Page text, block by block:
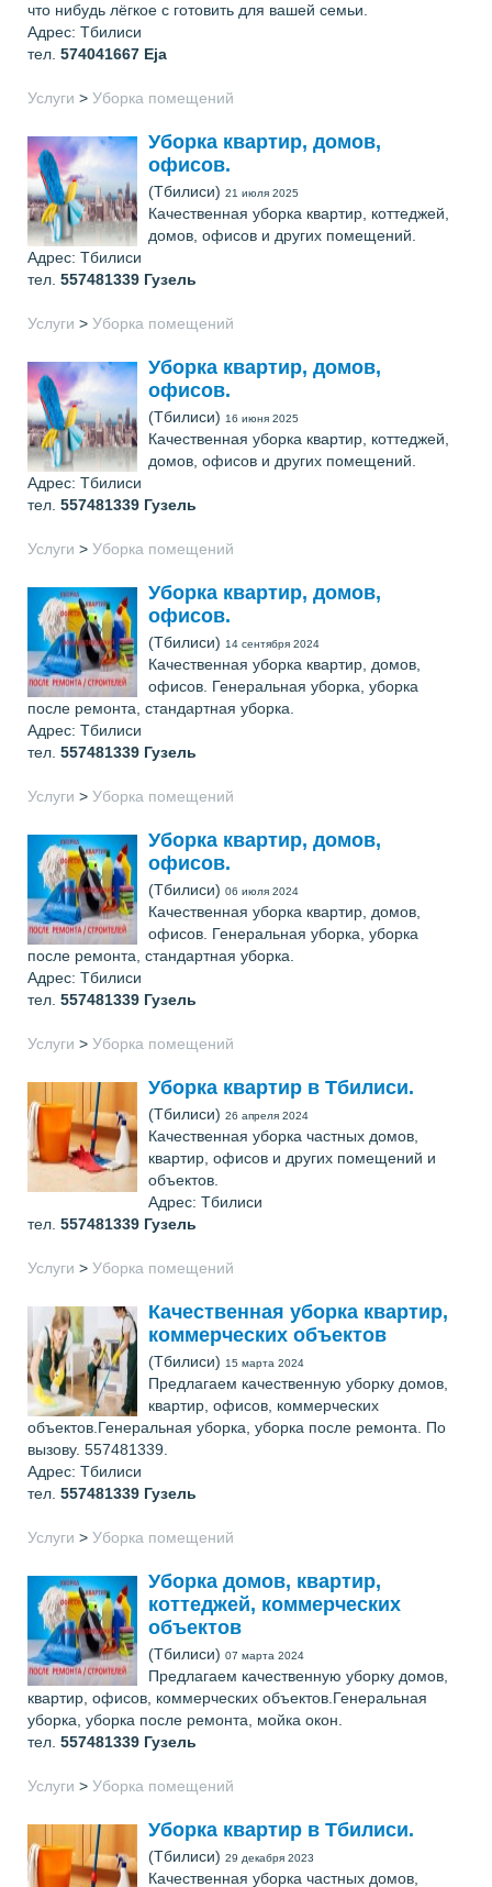
что нибудь лёгкое с готовить для вашей семьи.
Адрес: Тбилиси
тел. 574041667 Eja
Услуги > Уборка помещений
Уборка квартир, домов,
офисов.
(Тбилиси) 21 июля 2025
Качественная уборка квартир, коттеджей,
домов, офисов и других помещений.
Адрес: Тбилиси
тел. 557481339 Гузель
Услуги > Уборка помещений
Уборка квартир, домов,
офисов.
(Тбилиси) 16 июня 2025
Качественная уборка квартир, коттеджей,
домов, офисов и других помещений.
Адрес: Тбилиси
тел. 557481339 Гузель
Услуги > Уборка помещений
Уборка квартир, домов,
офисов.
(Тбилиси) 14 сентября 2024
Качественная уборка квартир, домов,
офисов. Генеральная уборка, уборка
после ремонта, стандартная уборка.
Адрес: Тбилиси
тел. 557481339 Гузель
Услуги > Уборка помещений
Уборка квартир, домов,
офисов.
(Тбилиси) 06 июля 2024
Качественная уборка квартир, домов,
офисов. Генеральная уборка, уборка
после ремонта, стандартная уборка.
Адрес: Тбилиси
тел. 557481339 Гузель
Услуги > Уборка помещений
Уборка квартир в Тбилиси.
(Тбилиси) 26 апреля 2024
Качественная уборка частных домов,
квартир, офисов и других помещений и
объектов.
Адрес: Тбилиси
тел. 557481339 Гузель
Услуги > Уборка помещений
Качественная уборка квартир,
коммерческих объектов
(Тбилиси) 15 марта 2024
Предлагаем качественную уборку домов,
квартир, офисов, коммерческих
объектов.Генеральная уборка, уборка после ремонта. По
вызову. 557481339.
Адрес: Тбилиси
тел. 557481339 Гузель
Услуги > Уборка помещений
Уборка домов, квартир,
коттеджей, коммерческих
объектов
(Тбилиси) 07 марта 2024
Предлагаем качественную уборку домов,
квартир, офисов, коммерческих объектов.Генеральная
уборка, уборка после ремонта, мойка окон.
тел. 557481339 Гузель
Услуги > Уборка помещений
Уборка квартир в Тбилиси.
(Тбилиси) 29 декабря 2023
Качественная уборка частных домов,